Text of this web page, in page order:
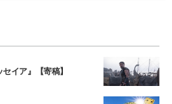
イア』【寄稿】